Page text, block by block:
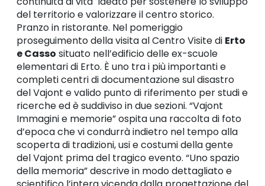
del territorio e valorizzare il centro storico.
Pranzo in ristorante. Nel pomeriggio
proseguimento della visita al Centro Visite di Erto
e Casso situato nell’edificio delle ex-scuole
elementari di Erto. È uno tra i più importanti e
completi centri di documentazione sul disastro
del Vajont e valido punto di riferimento per studi e
ricerche ed è suddiviso in due sezioni. “Vajont
Immagini e memorie” ospita una raccolta di foto
d’epoca che vi condurrà indietro nel tempo alla
scoperta di tradizioni, usi e costumi della gente
del Vajont prima del tragico evento. “Uno spazio
della memoria” descrive in modo dettagliato e